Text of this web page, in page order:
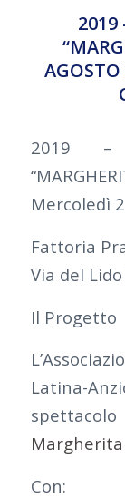
2019
2019 –
Mercoledì
Fattoria
Via del
Il Progetto
Latina-
Con: